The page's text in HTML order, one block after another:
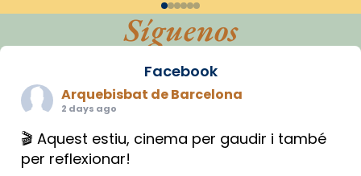
Síguenos
Facebook
Arquebisbat de Barcelona
2 days ago
🎬 Aquest estiu, cinema per gaudir i també
per reflexionar!